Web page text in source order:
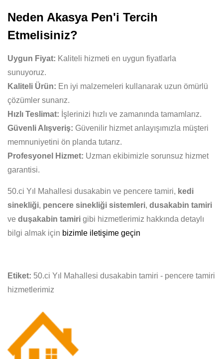
Neden Akasya Pen'i Tercih
Etmelisiniz?
Uygun Fiyat: Kaliteli hizmeti en uygun fiyatlarla
sunuyoruz.
Kaliteli Ürün: En iyi malzemeleri kullanarak uzun ömürlü
çözümler sunarız.
Hızlı Teslimat: İşlerinizi hızlı ve zamanında tamamlarız.
Güvenli Alışveriş: Güvenilir hizmet anlayışımızla müşteri
memnuniyetini ön planda tutarız.
Profesyonel Hizmet: Uzman ekibimizle sorunsuz hizmet
garantisi.
50.ci Yıl Mahallesi dusakabin ve pencere tamiri, kedi
sinekliği, pencere sinekliği sistemleri, dusakabin tamiri
ve duşakabin tamiri gibi hizmetlerimiz hakkında detaylı
bilgi almak için bizimle iletişime geçin
Etiket: 50.ci Yıl Mahallesi dusakabin tamiri - pencere tamiri
hizmetlerimiz